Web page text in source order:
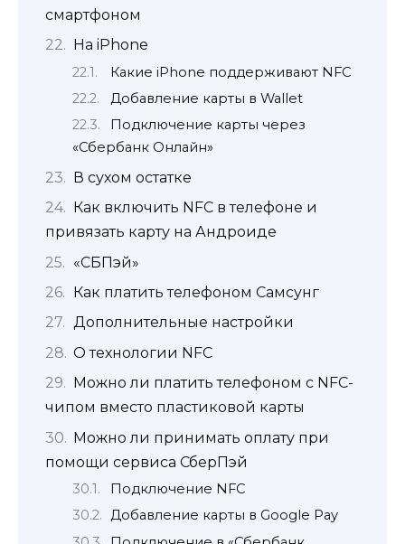
смартфоном
На iPhone
Какие iPhone поддерживают NFC
Добавление карты в Wallet
Подключение карты через
«Сбербанк Онлайн»
В сухом остатке
Как включить NFC в телефоне и
привязать карту на Андроиде
«СБПэй»
Как платить телефоном Самсунг
Дополнительные настройки
О технологии NFC
Можно ли платить телефоном с NFC-
чипом вместо пластиковой карты
Можно ли принимать оплату при
помощи сервиса СберПэй
Подключение NFC
Добавление карты в Google Pay